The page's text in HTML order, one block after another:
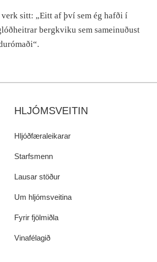
sitt: „Eitt af því sem ég hafði í
bergkviku sem sameinuðust
HLJÓMSVEITIN
Hljóðfæraleikarar
Starfsmenn
Lausar stöður
Um hljómsveitina
Fyrir fjölmiðla
Vinafélagið